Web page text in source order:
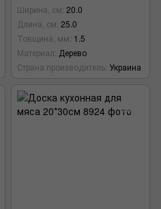
Ширина, см 20.0
Длина, см 25.0
Товщина, мм 1.5
Материал Дерево
Страна производитель Украина